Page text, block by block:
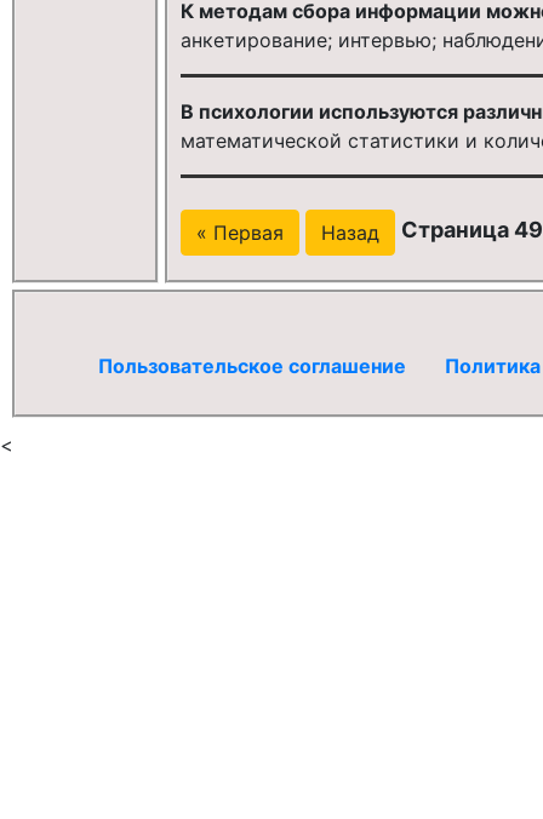
К методам сбора информации
анкетирование; интервью;
В психологии используются
математической статистики и
« Первая Назад Страница
Пользовательское соглашение
<